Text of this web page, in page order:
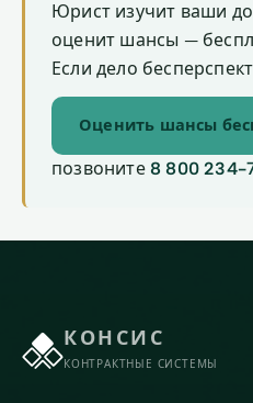
Юрист изучит ваши
оценит шансы —
Если дело
Оценить шансы
позвоните 8 800 234-
КОНСИС
КОНТРАКТНЫЕ СИСТЕМЫ